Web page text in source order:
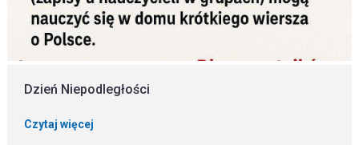
Dzień Niepodległości
Czytaj więcej